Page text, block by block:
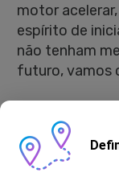
motor
espírito de
não tenham
futuro, vamos
- Assegura as
administrativo